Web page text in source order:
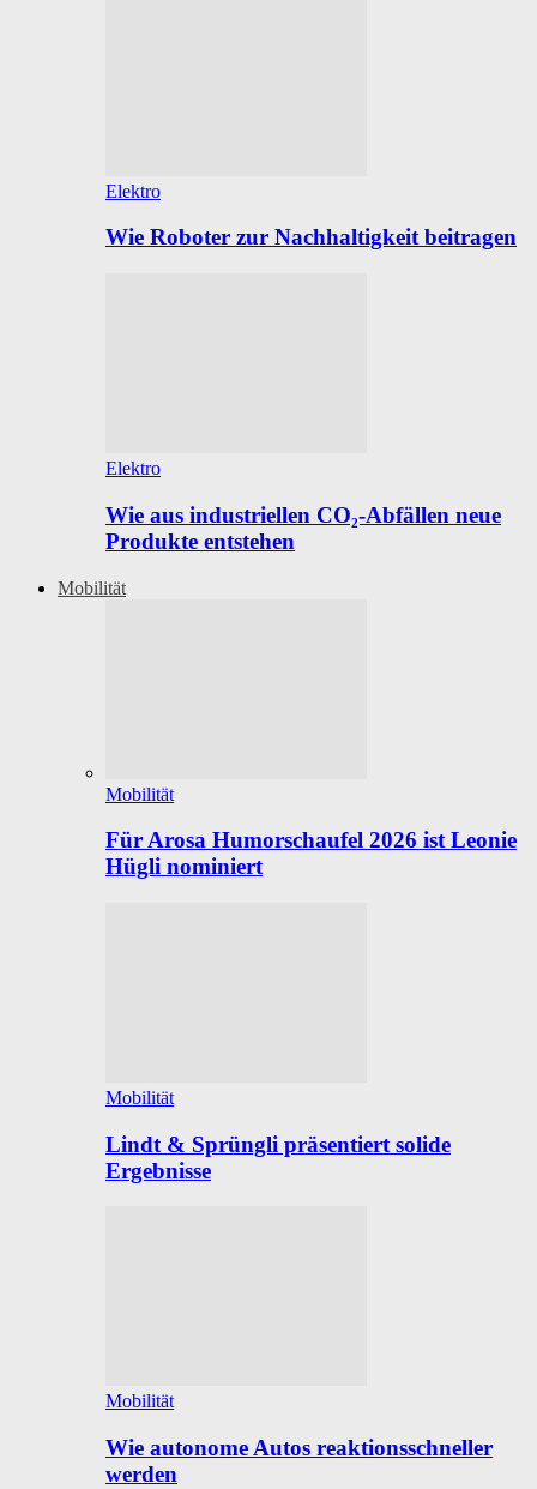
Elektro
Wie Roboter zur Nachhaltigkeit beitragen
Elektro
Wie aus industriellen CO₂-Abfällen neue
Produkte entstehen
Mobilität
Mobilität
Für Arosa Humorschaufel 2026 ist Leonie
Hügli nominiert
Mobilität
Lindt & Sprüngli präsentiert solide
Ergebnisse
Mobilität
Wie autonome Autos reaktionsschneller
werden